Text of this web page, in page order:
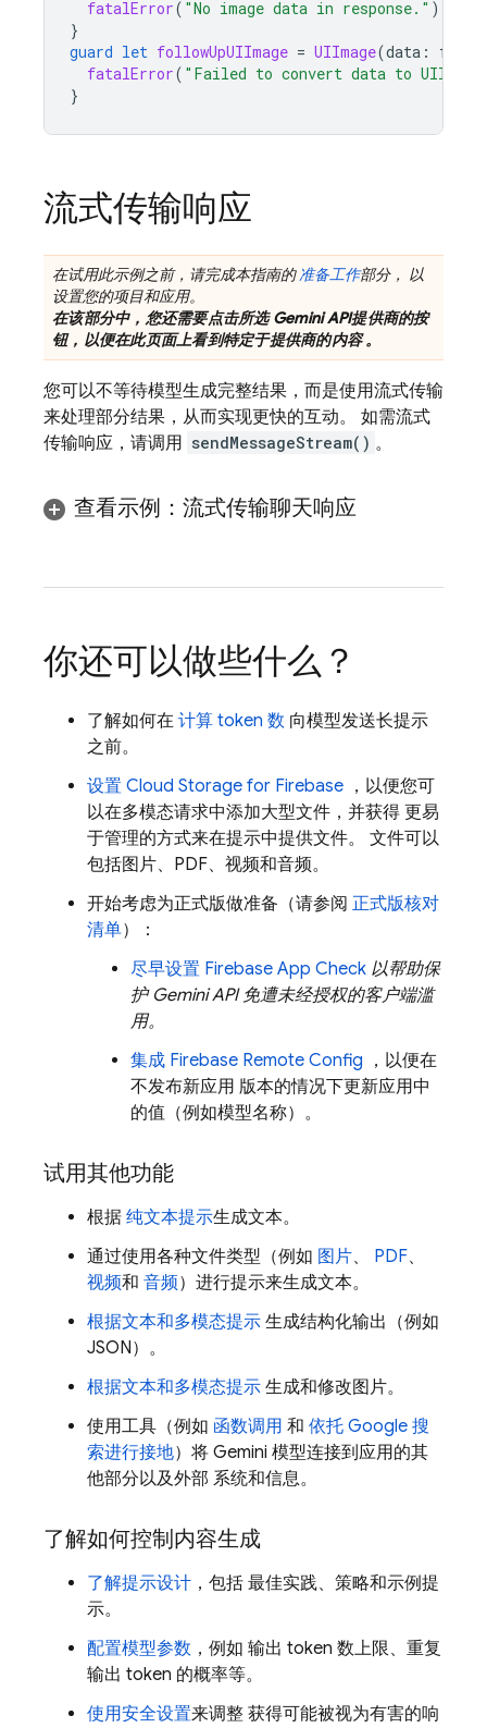
fatalError( "No image data in response." )
}
guard let followUpUIImage = UIImage(data :
fatalError( "Failed to convert data to
}
流式传输响应
在试用此示例之前，请完成本指南的准备工作部分， 以
设置您的项目和应用。
在该部分中，您还需要点击所选Gemini API提供商的按
钮，以便在此页面上看到特定于提供商的内容 。
您可以不等待模型生成完整结果，而是使用流式传输
来处理部分结果，从而实现更快的互动。 如需流式
传输响应，请调用 sendMessageStream() 。
查看示例：流式传输聊天响应
你还可以做些什么？
了解如何在 计算 token 数 向模型发送长提示
之前。
设置 Cloud Storage for Firebase ，以便您可
以在多模态请求中添加大型文件，并获得 更易
于管理的方式来在提示中提供文件。 文件可以
包括图片、PDF、视频和音频。
开始考虑为正式版做准备（请参阅 正式版核对
清单）：
尽早设置 Firebase App Check 以帮助保
护 Gemini API免遭未经授权的客户端滥
用。
集成 Firebase Remote Config ，以便在
不发布新应用 版本的情况下更新应用中
的值（例如模型名称）。
试用其他功能
根据 纯文本提示生成文本。
通过使用各种文件类型（例如 图片、 PDF、
视频和 音频）进行提示来生成文本。
根据文本和多模态提示 生成结构化输出（例如
JSON）。
根据文本和多模态提示 生成和修改图片。
使用工具（例如 函数调用 和 依托 Google 搜
索进行接地）将 Gemini 模型连接到应用的其
他部分以及外部 系统和信息。
了解如何控制内容生成
了解提示设计 ，包括 最佳实践、策略和示例提
示。
配置模型参数 ，例如 输出 token 数上限、重复
输出 token 的概率等。
使用安全设置来调整 获得可能被视为有害的响